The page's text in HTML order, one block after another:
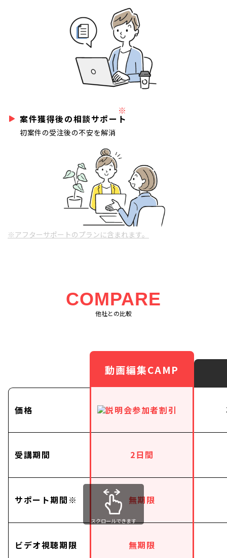
案件獲得後の相談サポート
※
初案件の受注後の不安を解消
※アフターサポートのプランに含まれます。
COMPARE
他社との比較
価格
受講期間
サポート期間※
ビデオ視聴期限
動画編集CAMP
2日間
無期限
無期限
スクロールできます